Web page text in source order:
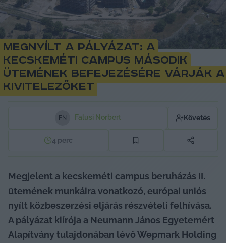
Megnyílt a pályázat: a
kecskeméti campus második
ütemének befejezésére várják a
kivitelezőket
FN Falusi Norbert Követés
4 perc
Megjelent a kecskeméti campus beruházás II.
ütemének munkáira vonatkozó, európai uniós
nyílt közbeszerzési eljárás részvételi felhívása.
A pályázat kiírója a Neumann János Egyetemért
Alapítvány tulajdonában lévő Wepmark Holding